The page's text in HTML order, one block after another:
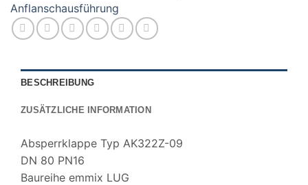
Anflanschausführung
BESCHREIBUNG
ZUSÄTZLICHE INFORMATION
Absperrklappe Typ AK322Z-09
DN 80 PN16
Baureihe emmix LUG